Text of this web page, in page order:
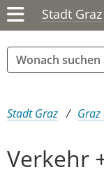
Stadt Graz
Sie sind hier:
Stadt Graz
Verkehr